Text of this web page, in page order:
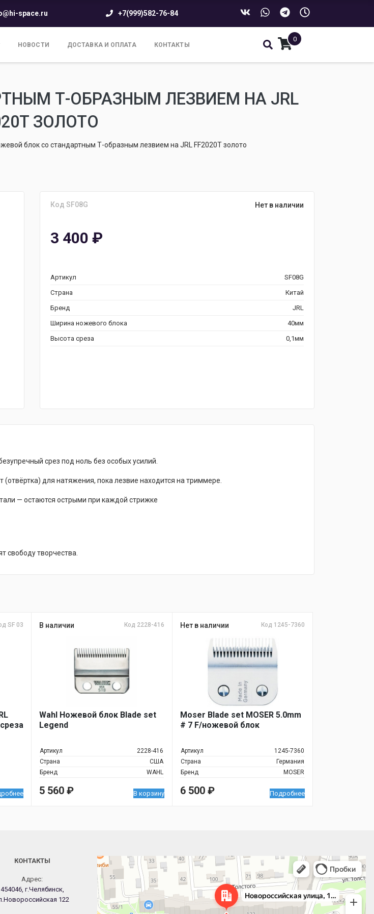
space.ru +7(999)582-76-84
НОВОСТИ ДОСТАВКА И ОПЛАТА КОНТАКТЫ
0
Т-ОБРАЗНЫМ ЛЕЗВИЕМ НА JRL
ЗОЛОТО
блок со стандартным Т-образным лезвием на JRL FF2020T золото
Код SF08G Нет в наличии
3 400 ₽
Артикул
SF08G
Страна
Китай
Бренд
JRL
Ширина ножевого блока
40мм
Высота среза
0,1мм
срез под ноль без особых усилий.
для натяжения, пока лезвие находится на триммере.
— остаются острыми при каждой стрижке
свободу творчества.
SF 03 В наличии Код 2228-416
Wahl Ножевой блок Blade set
Legend
Артикул
2228-416
Страна
США
Бренд
WAHL
5 560 ₽ В корзину
Нет в наличии Код 1245-7360
Moser Blade set MOSER 5.0mm
# 7 F/ножевой блок
Артикул
1245-7360
Страна
Германия
Бренд
MOSER
6 500 ₽ Подробнее
КОНТАКТЫ
Адрес:
454046, г.Челябинск,
122
Челябинск
Новороссийская улица, 122 — Яндекс.Карты